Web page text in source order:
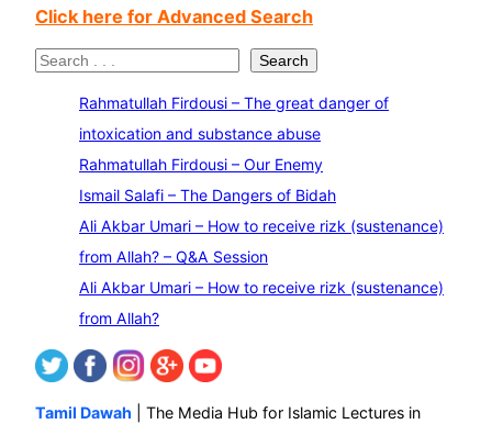
Click here for Advanced Search
S
Search
Rahmatullah Firdousi – The great danger of
intoxication and substance abuse
Rahmatullah Firdousi – Our Enemy
Ismail Salafi – The Dangers of Bidah
Ali Akbar Umari – How to receive rizk (sustenance)
from Allah? – Q&A Session
Ali Akbar Umari – How to receive rizk (sustenance)
from Allah?
Tamil Dawah | The Media Hub for Islamic Lectures in